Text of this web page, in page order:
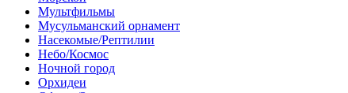
Мультфильмы
Мусульманский орнамент
Насекомые/Рептилии
Небо/Космос
Ночной город
Орхидеи